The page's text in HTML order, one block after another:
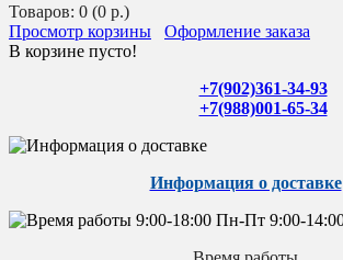
Товаров: 0 (0 р.)
Просмотр корзины
Оформление заказа
В корзине пусто!
+7(902)361-34-93
+7(988)001-65-34
Информация о доставке